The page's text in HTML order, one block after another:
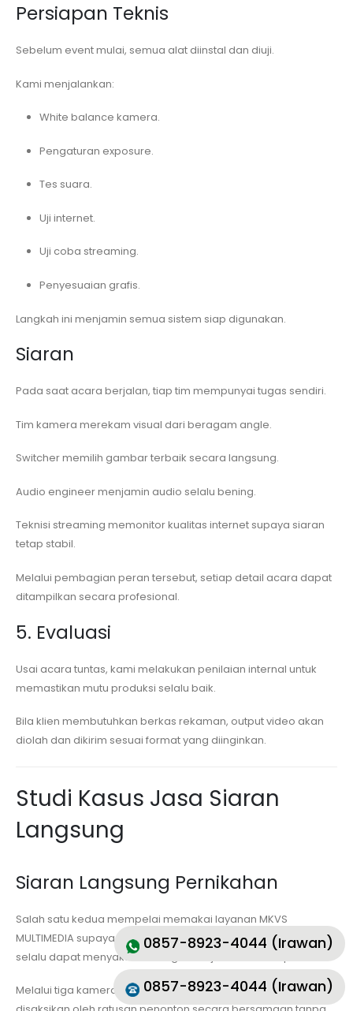
Persiapan Teknis
Sebelum event mulai, semua alat diinstal dan diuji.
Kami menjalankan:
White balance kamera.
Pengaturan exposure.
Tes suara.
Uji internet.
Uji coba streaming.
Penyesuaian grafis.
Langkah ini menjamin semua sistem siap digunakan.
Siaran
Pada saat acara berjalan, tiap tim mempunyai tugas sendiri.
Tim kamera merekam visual dari beragam angle.
Switcher memilih gambar terbaik secara langsung.
Audio engineer menjamin audio selalu bening.
Teknisi streaming memonitor kualitas internet supaya siaran
tetap stabil.
Melalui pembagian peran tersebut, setiap detail acara dapat
ditampilkan secara profesional.
5. Evaluasi
Usai acara tuntas, kami melakukan penilaian internal untuk
memastikan mutu produksi selalu baik.
Bila klien membutuhkan berkas rekaman, output video akan
diolah dan dikirim sesuai format yang diinginkan.
Studi Kasus Jasa Siaran
Langsung
Siaran Langsung Pernikahan
Salah satu kedua mempelai memakai layanan MKVS
MULTIMEDIA supaya keluarga yang tinggal di mancanegara
selalu dapat menyaksikan rangkaian ijab kabul dan pesta.
Melalui tiga kamera dan grafis berkualitas, acara berhasil
0857-8923-4044 (Irawan)
0857-8923-4044 (Irawan)